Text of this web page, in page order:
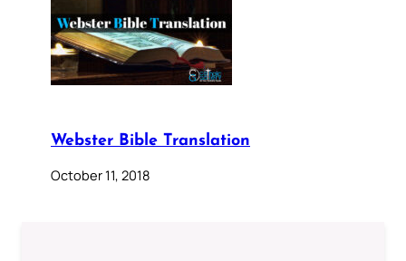
Webster Bible Translation
October 11, 2018